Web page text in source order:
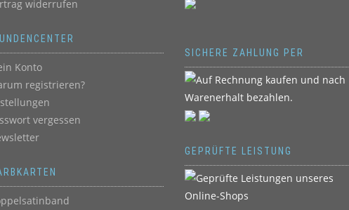
widerrufen
Konto
registrieren?
vergessen
SICHERE ZAHLUNG PER
GEPRÜFTE LEISTUNG